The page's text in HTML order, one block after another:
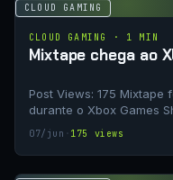
CLOUD GAMING
CLOUD GAMING · 1 MIN
Mixtape chega ao
Post Views: 175
durante o Xbox Games
07/jun · 175 views